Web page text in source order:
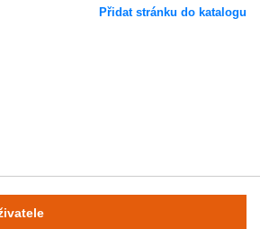
Přidat stránku do katalogu